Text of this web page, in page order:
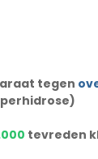
tegen
tevreden